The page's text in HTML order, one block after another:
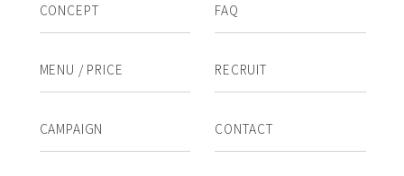
CONCEPT
MENU / PRICE
CAMPAIGN
FAQ
RECRUIT
CONTACT